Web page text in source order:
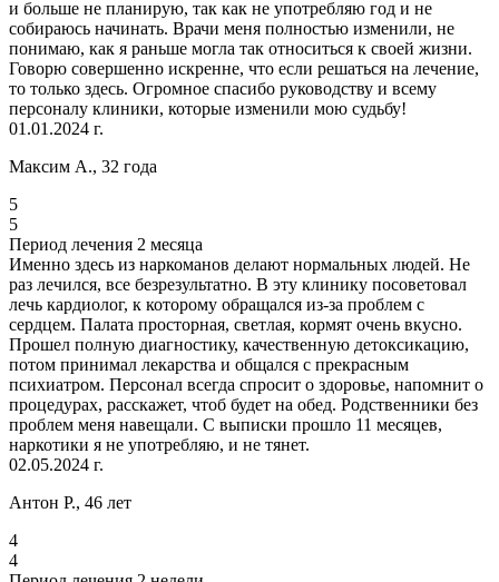
и больше не планирую, так как не употребляю год и не
собираюсь начинать. Врачи меня полностью изменили, не
понимаю, как я раньше могла так относиться к своей жизни.
Говорю совершенно искренне, что если решаться на лечение,
то только здесь. Огромное спасибо руководству и всему
персоналу клиники, которые изменили мою судьбу!
01.01.2024 г.
Максим А., 32 года
5
5
Период лечения 2 месяца
Именно здесь из наркоманов делают нормальных людей. Не
раз лечился, все безрезультатно. В эту клинику посоветовал
лечь кардиолог, к которому обращался из-за проблем с
сердцем. Палата просторная, светлая, кормят очень вкусно.
Прошел полную диагностику, качественную детоксикацию,
потом принимал лекарства и общался с прекрасным
психиатром. Персонал всегда спросит о здоровье, напомнит о
процедурах, расскажет, чтоб будет на обед. Родственники без
проблем меня навещали. С выписки прошло 11 месяцев,
наркотики я не употребляю, и не тянет.
02.05.2024 г.
Антон Р., 46 лет
4
4